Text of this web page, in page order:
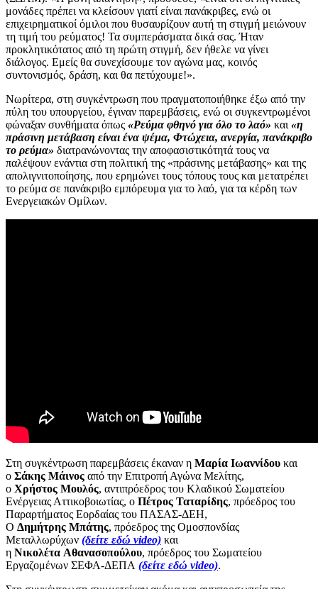
μονάδες πρέπει να κλείσουν γιατί είναι πανάκριβες, ενώ οι
επιχειρηματικοί όμιλοι που θυσαυρίζουν αυτή τη στιγμή μειώνουν
τη τιμή του ρεύματος! Τα συμπεράσματα δικά σας. Ήταν
προκλητικότατος από τη πρώτη στιγμή, δεν ήθελε να γίνει
διάλογος. Εμείς θα συνεχίσουμε τον αγώνα μας, κοινός
συντονισμός, δράση, και θα πετύχουμε!».
Νωρίτερα, στη συγκέντρωση που πραγματοποιήθηκε έξω από την
πύλη του υπουργείου, έγιναν παρεμβάσεις, ενώ οι συγκεντρωμένοι
φώναξαν συνθήματα όπως «Ρεύμα φθηνό για όλο το λαό» και «η
πράσινη μετάβαση είναι ένα ψέμα, Φτώχεια, ανεργία, πανάκριβο
το ρεύμα» διατρανώνοντας την αποφασιστικότητά τους να
παλέψουν ενάντια στη πολιτική της «πράσινης μετάβασης» και της
απολιγνιτοποίησης, που ερημώνει τους τόπους τους και μετατρέπει
το ρεύμα σε πανάκριβο εμπόρευμα για το λαό, για τα κέρδη των
Ενεργειακών Ομίλων.
Στη συγκέντρωση παρεμβάσεις έκαναν η Μαρία Ιωαννίδου και
ο Σάκης Μάινος από την Επιτροπή Αγώνα Μελίτης,
ο Χρήστος Μουλός, αντιπρόεδρος του Κλαδικού Σωματείου
Ενέργειας Αττικοβοιωτίας, ο Πέτρος Ταταρίδης, πρόεδρος του
Παραρτήματος Εορδαίας του ΠΑΣΑΣ-ΔΕΗ,
Ο Δημήτρης Μπάτης, πρόεδρος της Ομοσπονδίας
Μεταλλωρύχων (δείτε εδώ video) και
η Νικολέτα Αθανασοπούλου, πρόεδρος του Σωματείου
Εργαζομένων ΣΕΦΑ-ΔΕΠΑ (δείτε εδώ video).